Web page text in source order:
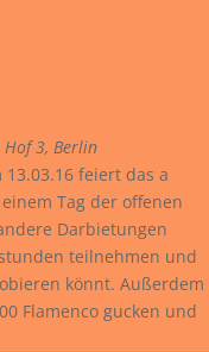
Hof 3, Berlin
13.03.16 feiert das a
Tag der offenen
Darbietungen
teilnehmen und
könnt. Außerdem
Flamenco gucken und